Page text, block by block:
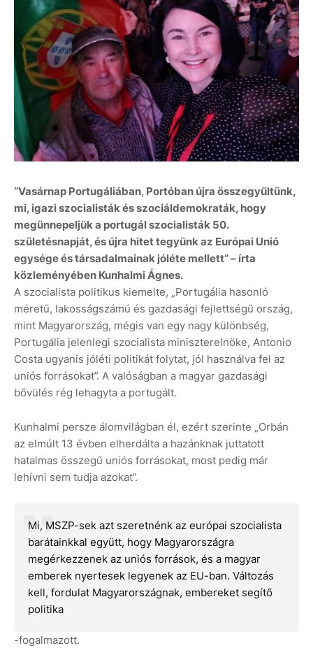
“Vasárnap Portugáliában, Portóban újra összegyűltünk,
mi, igazi szocialisták és szociáldemokraták, hogy
megünnepeljük a portugál szocialisták 50.
születésnapját, és újra hitet tegyünk az Európai Unió
egysége és társadalmainak jóléte mellett” – írta
közleményében Kunhalmi Ágnes.
A szocialista politikus kiemelte, „Portugália hasonló
méretű, lakosságszámú és gazdasági fejlettségű ország,
mint Magyarország, mégis van egy nagy különbség,
Portugália jelenlegi szocialista miniszterelnöke, Antonio
Costa ugyanis jóléti politikát folytat, jól használva fel az
uniós forrásokat”. A valóságban a magyar gazdasági
bővülés rég lehagyta a portugált.
Kunhalmi persze álomvilágban él, ezért szerinte „Orbán
az elmúlt 13 évben elherdálta a hazánknak juttatott
hatalmas összegű uniós forrásokat, most pedig már
lehívni sem tudja azokat”.
Mi, MSZP-sek azt szeretnénk az európai szocialista
barátainkkal együtt, hogy Magyarországra
megérkezzenek az uniós források, és a magyar
emberek nyertesek legyenek az EU-ban. Változás
kell, fordulat Magyarországnak, embereket segítő
politika
-fogalmazott.